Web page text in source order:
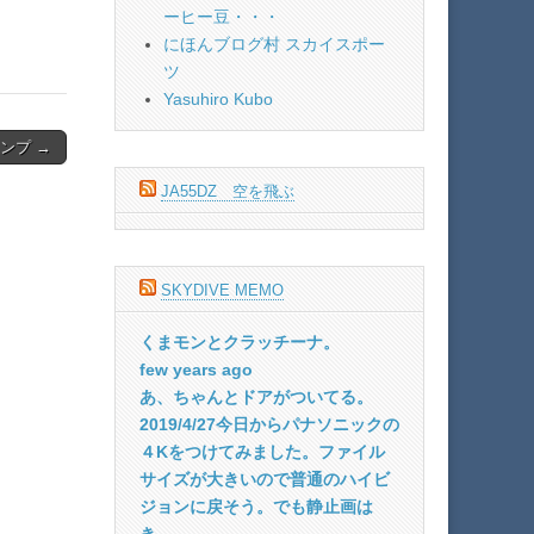
プ →
ーヒー豆・・・
にほんブログ村 スカイスポー
ツ
Yasuhiro Kubo
JA55DZ 空を飛ぶ
SKYDIVE MEMO
くまモンとクラッチーナ。
few years ago
あ、ちゃんとドアがついてる。
2019/4/27今日からパナソニックの
４Kをつけてみました。ファイル
サイズが大きいので普通のハイビ
ジョンに戻そう。でも静止画は